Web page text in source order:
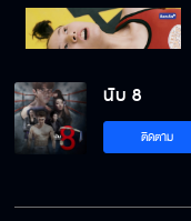
นับ 8
ติดตาม